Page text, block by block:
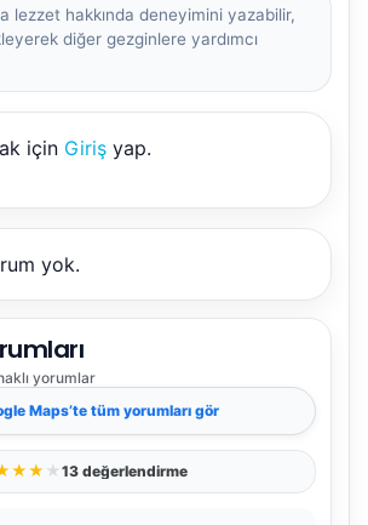
lezzet hakkında deneyimini yazabilir,
diğer gezginlere yardımcı
için Giriş yap.
yok.
yorumlar
Maps’te tüm yorumları gör
★★ ★ 13 değerlendirme
gerçek yerlerle akıllı rota
⭐ Popüler